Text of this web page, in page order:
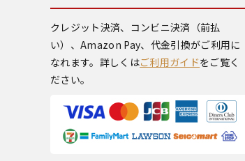
クレジット決済、コンビニ決済（前払
い）、Amazon Pay、代金引換がご利用に
なれます。詳しくはご利用ガイドをご覧く
ださい。